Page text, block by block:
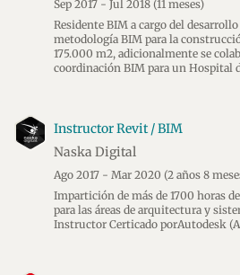
Sep 2017 - Jul 2018 (11 meses)
Residente BIM a cargo del
metodología BIM para la
175.000 m2, adicionalmente se
coordinación BIM para un Hospital
Instructor Revit / BIM
Naska Digital
Ago 2017 - Mar 2020 (2 años 8
Impartición de más de 1700 horas
para las áreas de arquitectura y
Instructor Certicado porAutodesk